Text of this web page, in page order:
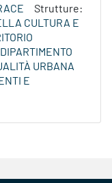
Strutture:
CULTURA E
DIPARTIMENTO
URBANA
E